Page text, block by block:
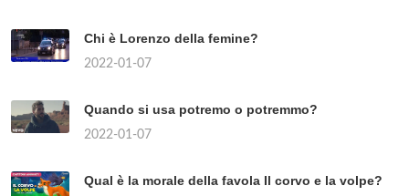
Chi è Lorenzo della femine?
2022-01-07
Quando si usa potremo o potremmo?
2022-01-07
Qual è la morale della favola Il corvo e la volpe?